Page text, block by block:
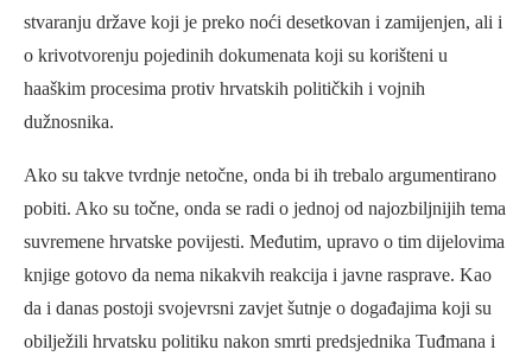
stvaranju države koji je preko noći desetkovan i zamijenjen, ali i
o krivotvorenju pojedinih dokumenata koji su korišteni u
haaškim procesima protiv hrvatskih političkih i vojnih
dužnosnika.
Ako su takve tvrdnje netočne, onda bi ih trebalo argumentirano
pobiti. Ako su točne, onda se radi o jednoj od najozbiljnijih tema
suvremene hrvatske povijesti. Međutim, upravo o tim dijelovima
knjige gotovo da nema nikakvih reakcija i javne rasprave. Kao
da i danas postoji svojevrsni zavjet šutnje o događajima koji su
obilježili hrvatsku politiku nakon smrti predsjednika Tuđmana i